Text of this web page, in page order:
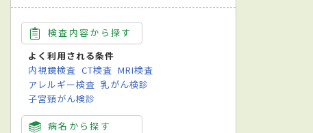
検査内容から探す
よく利用される条件
内視鏡検査 CT検査 MRI検査
アレルギー検査 乳がん検診
子宮頸がん検診
病名から探す